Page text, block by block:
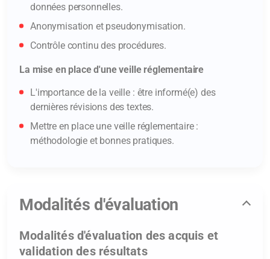
données personnelles.
Anonymisation et pseudonymisation.
Contrôle continu des procédures.
La mise en place d'une veille réglementaire
L'importance de la veille : être informé(e) des
dernières révisions des textes.
Mettre en place une veille réglementaire :
méthodologie et bonnes pratiques.
Modalités d'évaluation
Modalités d'évaluation des acquis et
validation des résultats